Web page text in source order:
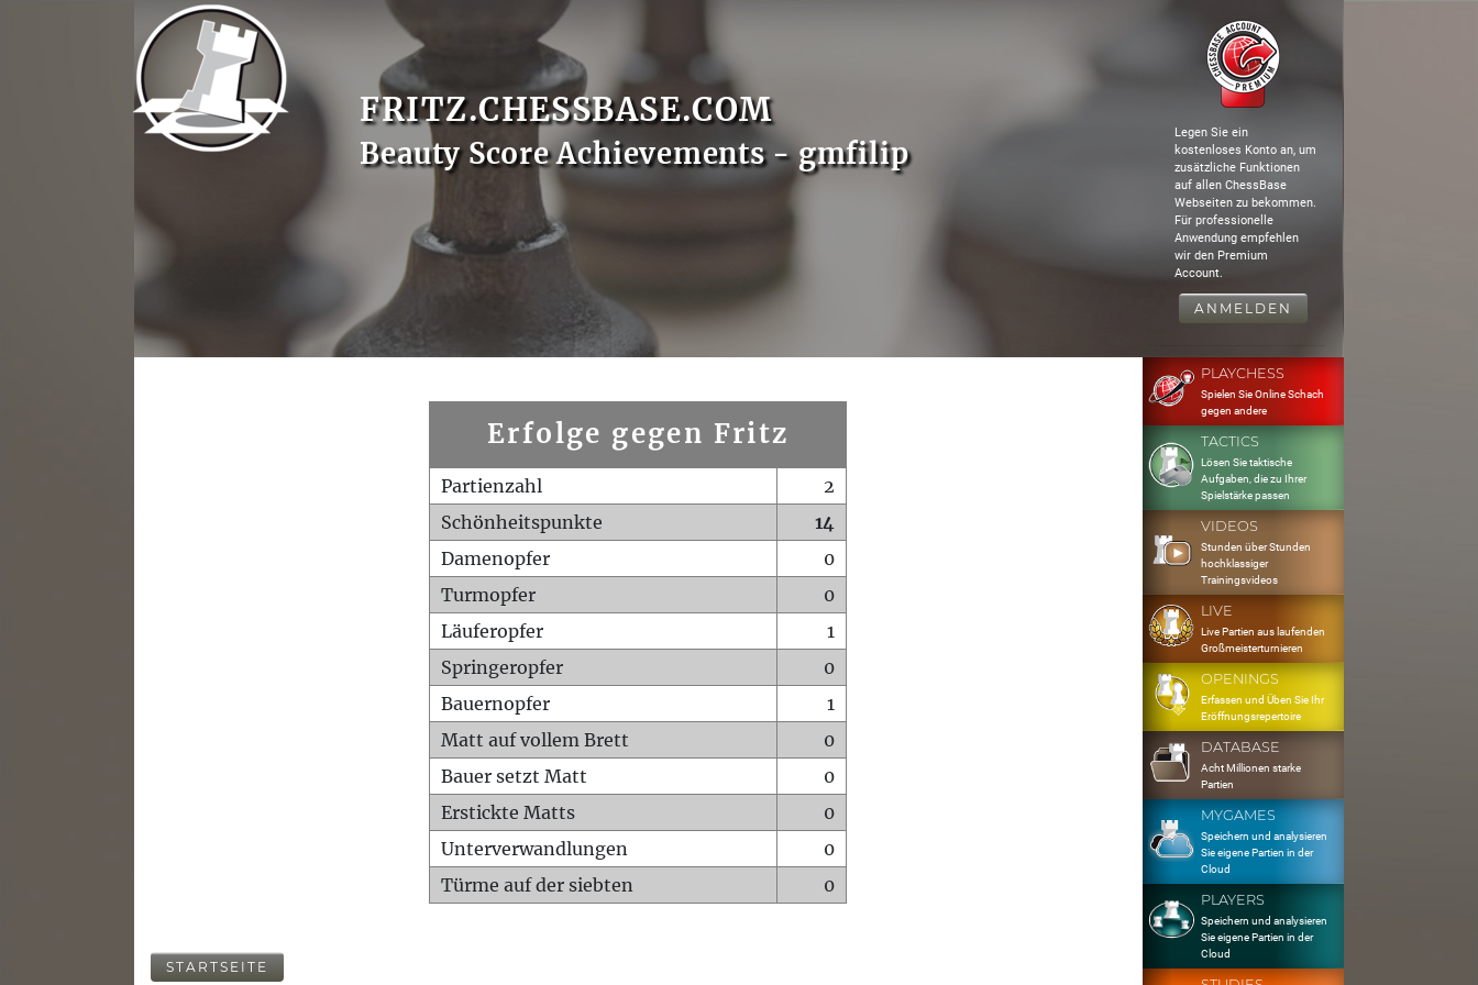
FRITZ.CHESSBASE.COM
Beauty Score Achievements - gmfilip
Legen Sie ein
kostenloses Konto an, um
zusätzliche Funktionen
auf allen ChessBase
Webseiten zu bekommen.
Für professionelle
Anwendung empfehlen
wir den Premium
Account.
ANMELDEN
Erfolge gegen Fritz
Partienzahl
2
Schönheitspunkte
14
Damenopfer
0
Turmopfer
0
Läuferopfer
1
Springeropfer
0
Bauernopfer
1
Matt auf vollem Brett
0
Bauer setzt Matt
0
Erstickte Matts
0
Unterverwandlungen
0
Türme auf der siebten
0
STARTSEITE
PLAYCHESS
Spielen Sie Online Schach
gegen andere
TACTICS
Lösen Sie taktische
Aufgaben, die zu Ihrer
Spielstärke passen
VIDEOS
Stunden über Stunden
hochklassiger
Trainingsvideos
LIVE
Live Partien aus laufenden
Großmeisterturnieren
OPENINGS
Erfassen und Üben Sie Ihr
Eröffnungsrepertoire
DATABASE
Acht Millionen starke
Partien
MYGAMES
Speichern und analysieren
Sie eigene Partien in der
Cloud
PLAYERS
Speichern und analysieren
Sie eigene Partien in der
Cloud